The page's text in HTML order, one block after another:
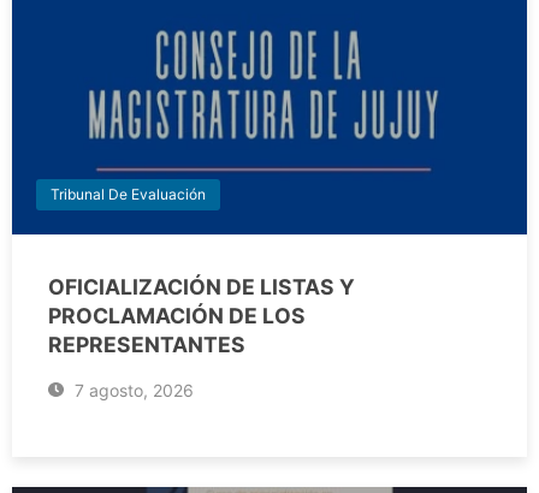
Tribunal De Evaluación
OFICIALIZACIÓN DE LISTAS Y
PROCLAMACIÓN DE LOS
REPRESENTANTES
7 agosto, 2026